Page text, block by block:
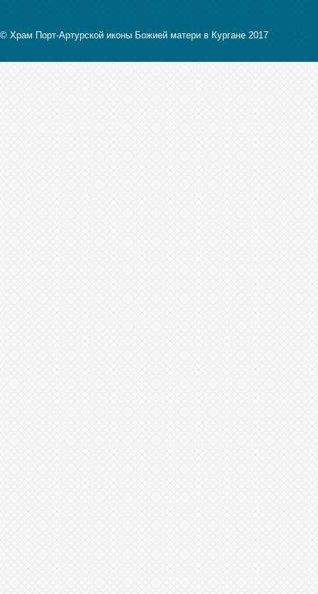
© Храм Порт-Артурской иконы Божией матери в Кургане 2017